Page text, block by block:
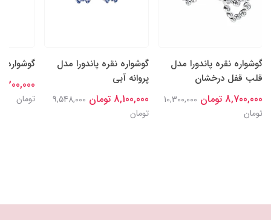
گوشواره نقره پاندورا مدل
قلب قفل درخشان
8,700,000 تومان
10,300,000
تومان
گوشواره نقره پاندورا مدل
پروانه آبی
8,100,000 تومان
9,548,000
تومان
گوشواره
8,300,000
تومان